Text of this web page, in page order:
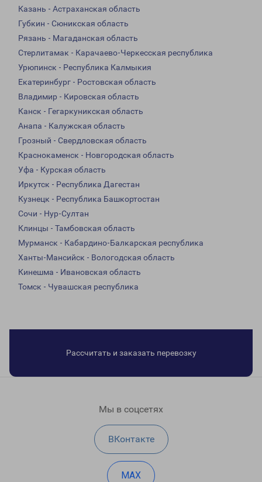
Казань - Астраханская область
Губкин - Сюникская область
Рязань - Магаданская область
Стерлитамак - Карачаево-Черкесская республика
Урюпинск - Республика Калмыкия
Екатеринбург - Ростовская область
Владимир - Кировская область
Канск - Гегаркуникская область
Анапа - Калужская область
Грозный - Свердловская область
Краснокаменск - Новгородская область
Уфа - Курская область
Иркутск - Республика Дагестан
Кузнецк - Республика Башкортостан
Сочи - Нур-Султан
Клинцы - Тамбовская область
Мурманск - Кабардино-Балкарская республика
Ханты-Мансийск - Вологодская область
Кинешма - Ивановская область
Томск - Чувашская республика
Рассчитать и заказать перевозку
Мы в соцсетях
ВКонтакте
MAX